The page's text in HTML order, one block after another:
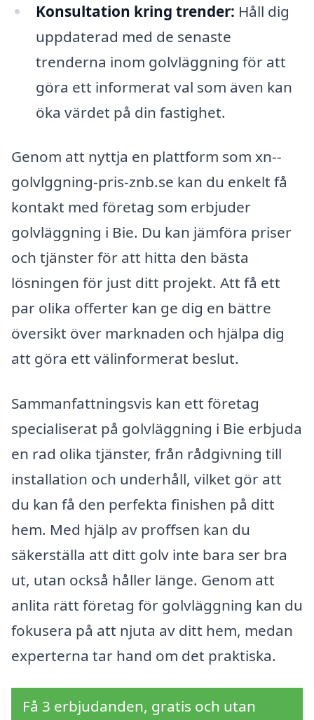
Konsultation kring trender: Håll dig
uppdaterad med de senaste
trenderna inom golvläggning för att
göra ett informerat val som även kan
öka värdet på din fastighet.
Genom att nyttja en plattform som xn--
golvlggning-pris-znb.se kan du enkelt få
kontakt med företag som erbjuder
golvläggning i Bie. Du kan jämföra priser
och tjänster för att hitta den bästa
lösningen för just ditt projekt. Att få ett
par olika offerter kan ge dig en bättre
översikt över marknaden och hjälpa dig
att göra ett välinformerat beslut.
Sammanfattningsvis kan ett företag
specialiserat på golvläggning i Bie erbjuda
en rad olika tjänster, från rådgivning till
installation och underhåll, vilket gör att
du kan få den perfekta finishen på ditt
hem. Med hjälp av proffsen kan du
säkerställa att ditt golv inte bara ser bra
ut, utan också håller länge. Genom att
anlita rätt företag för golvläggning kan du
fokusera på att njuta av ditt hem, medan
experterna tar hand om det praktiska.
Få 3 erbjudanden, gratis och utan